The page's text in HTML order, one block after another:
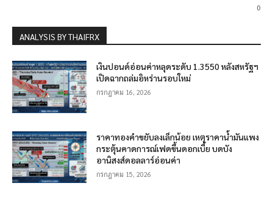
0
ANALYSIS BY THAIFRX
เงินปอนด์อ่อนค่าหลุดระดับ 1.3550 หลังสหรัฐฯ
เปิดฉากถล่มอิหร่านรอบใหม่
กรกฎาคม 16, 2026
ราคาทองคำขยับลงเล็กน้อย เหตุราคาน้ำมันแพง
กระตุ้นคาดการณ์เฟดขึ้นดอกเบี้ย บดบัง
อานิสงส์ดอลลาร์อ่อนค่า
กรกฎาคม 15, 2026